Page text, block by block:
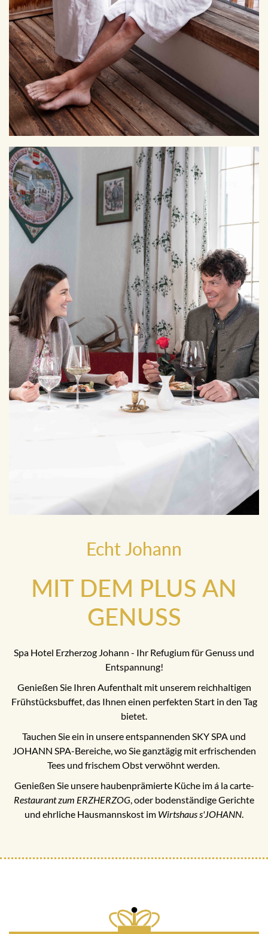
Echt Johann
MIT DEM PLUS AN
GENUSS
Spa Hotel Erzherzog Johann - Ihr Refugium für Genuss und
Entspannung!
Genießen Sie Ihren Aufenthalt mit unserem reichhaltigen
Frühstücksbuffet, das Ihnen einen perfekten Start in den Tag
bietet.
Tauchen Sie ein in unsere entspannenden SKY SPA und
JOHANN SPA-Bereiche, wo Sie ganztägig mit erfrischenden
Tees und frischem Obst verwöhnt werden.
Genießen Sie unsere haubenprämierte Küche im á la carte-
Restaurant zum ERZHERZOG , oder bodenständige Gerichte
und ehrliche Hausmannskost im Wirtshaus s'JOHANN